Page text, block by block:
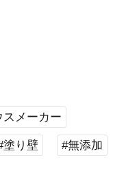
スメーカー
塗り壁 #無添加